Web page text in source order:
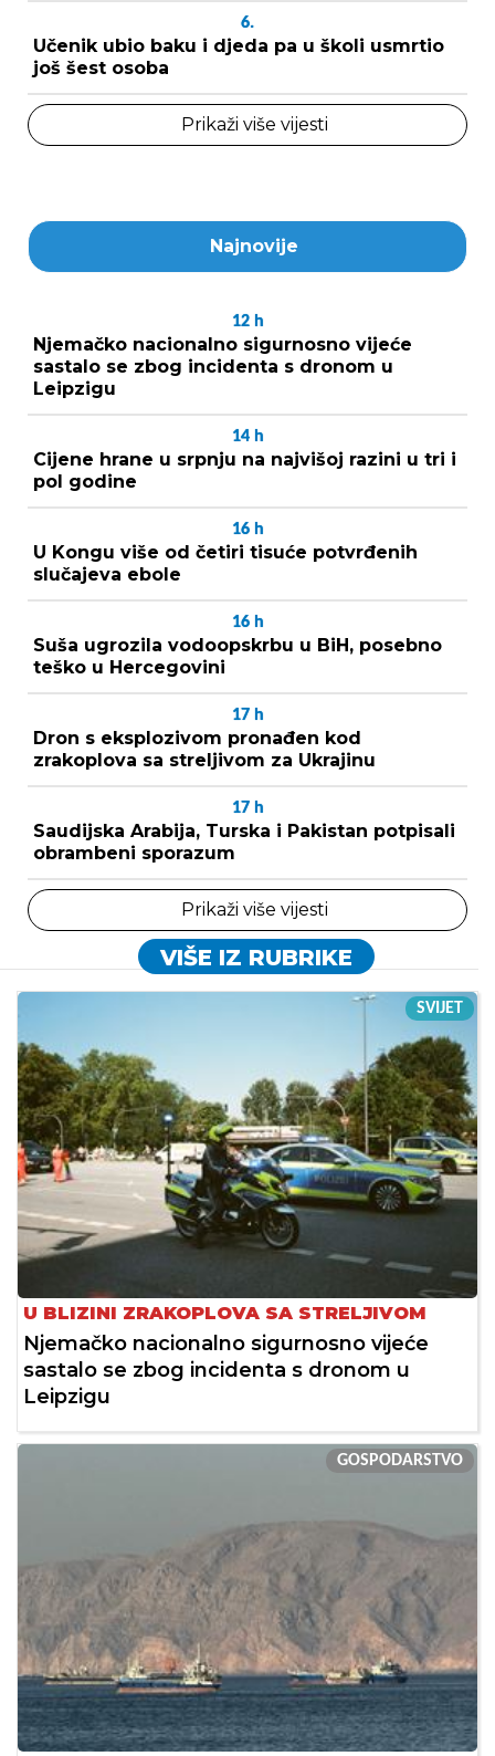
6.
Učenik ubio baku i djeda pa u školi usmrtio
još šest osoba
Prikaži više vijesti
Najnovije
12 h
Njemačko nacionalno sigurnosno vijeće
sastalo se zbog incidenta s dronom u
Leipzigu
14 h
Cijene hrane u srpnju na najvišoj razini u tri i
pol godine
16 h
U Kongu više od četiri tisuće potvrđenih
slučajeva ebole
16 h
Suša ugrozila vodoopskrbu u BiH, posebno
teško u Hercegovini
17 h
Dron s eksplozivom pronađen kod
zrakoplova sa streljivom za Ukrajinu
17 h
Saudijska Arabija, Turska i Pakistan potpisali
obrambeni sporazum
Prikaži više vijesti
VIŠE IZ RUBRIKE
SVIJET
U BLIZINI ZRAKOPLOVA SA STRELJIVOM
Njemačko nacionalno sigurnosno vijeće
sastalo se zbog incidenta s dronom u
Leipzigu
GOSPODARSTVO